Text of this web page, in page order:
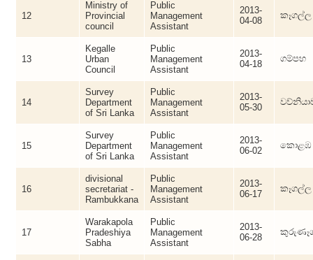
12
Ministry of
Provincial
council
Public
Management
Assistant
2013-
04-08
කෑගල්ල
13
Kegalle
Urban
Council
Public
Management
Assistant
2013-
04-18
ගම්පහ
14
Survey
Department
of Sri Lanka
Public
Management
Assistant
2013-
05-30
15
Survey
Department
of Sri Lanka
Public
Management
Assistant
2013-
06-02
කොළඹ
16
divisional
secretariat -
Rambukkana
Public
Management
Assistant
2013-
06-17
කෑගල්ල
17
Warakapola
Pradeshiya
Sabha
Public
Management
Assistant
2013-
06-28